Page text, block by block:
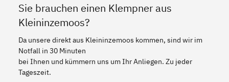
Sie brauchen einen Klempner aus
Kleininzemoos?
Da unsere direkt aus Kleininzemoos kommen, sind wir im
Notfall in 30 Minuten
bei Ihnen und kümmern uns um Ihr Anliegen. Zu jeder
Tageszeit.